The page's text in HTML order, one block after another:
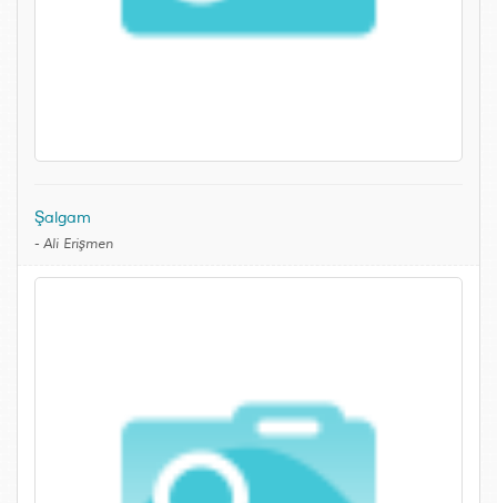
Şalgam
- Ali Erişmen